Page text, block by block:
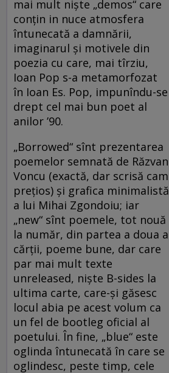
mai mult nişte „demos“ care
conţin in nuce atmosfera
întunecată a damnării,
imaginarul şi motivele din
poezia cu care, mai tîrziu,
Ioan Pop s-a metamorfozat
în Ioan Es. Pop, impunîndu-se
drept cel mai bun poet al
anilor ’90.
„Borrowed“ sînt prezentarea
poemelor semnată de Răzvan
Voncu (exactă, dar scrisă cam
preţios) şi grafica minimalistă
a lui Mihai Zgondoiu; iar
„new“ sînt poemele, tot nouă
la număr, din partea a doua a
cărţii, poeme bune, dar care
par mai mult texte
unreleased, nişte B-sides la
ultima carte, care-şi găsesc
locul abia pe acest volum ca
un fel de bootleg oficial al
poetului. În fine, „blue“ este
oglinda întunecată în care se
oglindesc, peste timp, cele